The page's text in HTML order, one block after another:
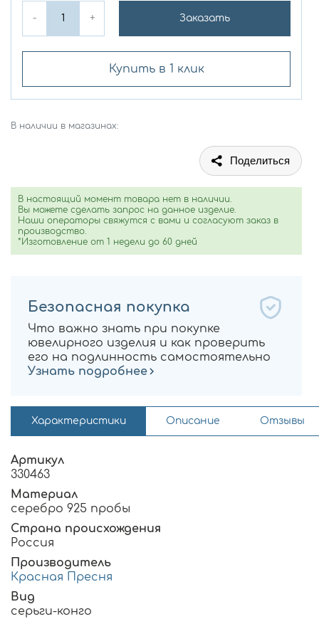
- + Заказать
Купить в 1 клик
В наличии в магазинах:
Поделиться
В настоящий момент товара нет в наличии.
Вы можете сделать запрос на данное изделие.
Наши операторы свяжутся с вами и согласуют заказ в
производство.
*Изготовление от 1 недели до 60 дней
Безопасная покупка
Что важно знать при покупке
ювелирного изделия и как проверить
его на подлинность самостоятельно
Узнать подробнее
Характеристики Описание Отзывы
Артикул
330463
Материал
серебро 925 пробы
Страна происхождения
Россия
Производитель
Красная Пресня
Вид
серьги-конго